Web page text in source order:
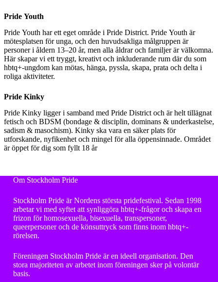
Pride Youth
Pride Youth har ett eget område i Pride District. Pride Youth är
mötesplatsen för unga, och den huvudsakliga målgruppen är
personer i åldern 13–20 år, men alla åldrar och familjer är välkomna.
Här skapar vi ett tryggt, kreativt och inkluderande rum där du som
hbtq+-ungdom kan mötas, hänga, pyssla, skapa, prata och delta i
roliga aktiviteter.
Pride Kinky
Pride Kinky ligger i samband med Pride District och är helt tillägnat
fetisch och BDSM (bondage & disciplin, dominans & underkastelse,
sadism & masochism). Kinky ska vara en säker plats för
utforskande, nyfikenhet och mingel för alla öppensinnade. Området
är öppet för dig som fyllt 18 år
Om Stockholm Pride
Stockholm Pride är Nordens största pridefestival. Sedan 1998
arbetar vi med syftet att synliggöra hbtq+-frågor och skapa en
frizon för homosexuella, bisexuella, transpersoner,
queerpersoner och de könsuttryck som finns inom hbtq+-
rörelsen.
Föreningen Stockholm Pride är en ideell organisation. Den
stora majoriteten av arbetet inom föreningen sker på volontär
basis.